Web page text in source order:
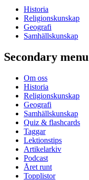
Historia
Religionskunskap
Geografi
Samhällskunskap
Secondary menu
Om oss
Historia
Religionskunskap
Geografi
Samhällskunskap
Quiz & flashcards
Taggar
Lektionstips
Artikelarkiv
Podcast
Året runt
Topplistor